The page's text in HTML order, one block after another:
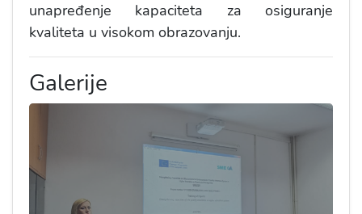
unapređenje kapaciteta za osiguranje
kvaliteta u visokom obrazovanju.
Galerije